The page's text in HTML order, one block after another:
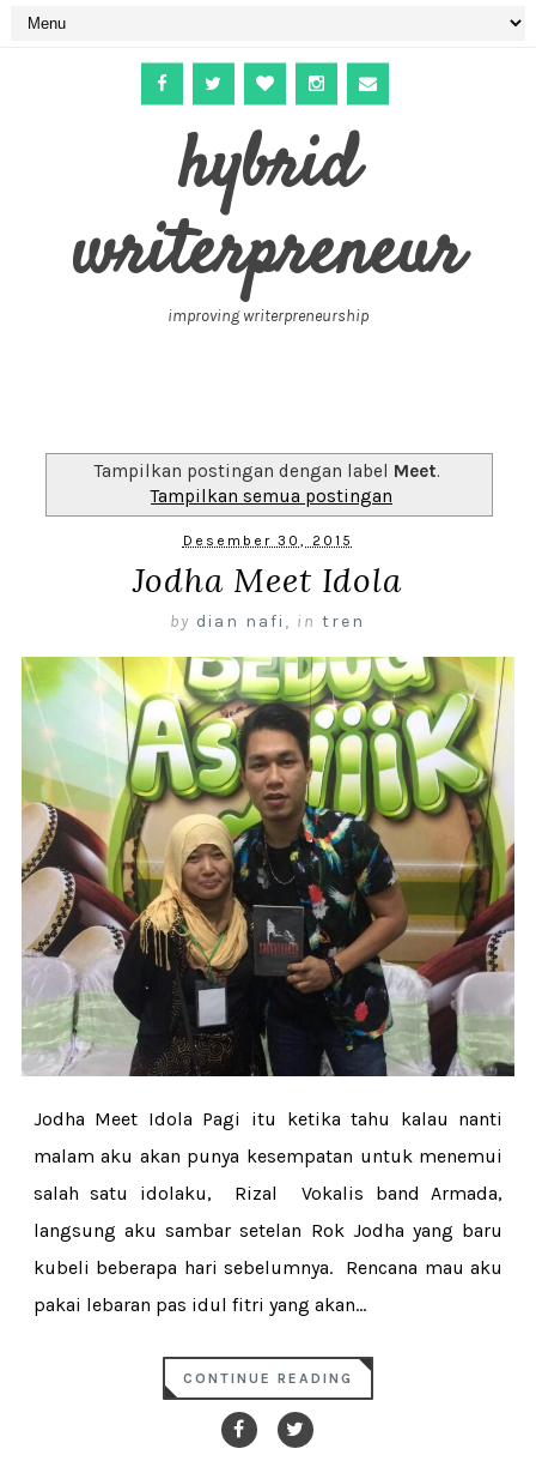
hybrid
writerpreneur
improving writerpreneurship
Tampilkan postingan dengan label Meet.
Tampilkan semua postingan
Desember 30, 2015
Jodha Meet Idola
by dian nafi , in tren
Jodha Meet Idola Pagi itu ketika tahu kalau nanti
malam aku akan punya kesempatan untuk menemui
salah satu idolaku, Rizal Vokalis band Armada,
langsung aku sambar setelan Rok Jodha yang baru
kubeli beberapa hari sebelumnya. Rencana mau aku
pakai lebaran pas idul fitri yang akan...
CONTINUE READING